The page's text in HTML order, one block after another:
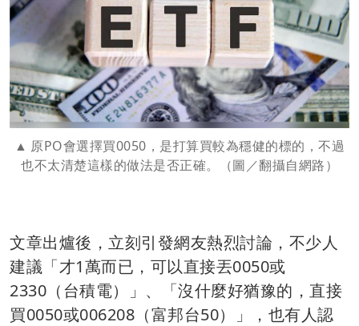
原PO會選擇買0050，是打算買較為穩健的標的，不過
也不太清楚這樣的做法是否正確。（圖／翻攝自網路）
文章出爐後，立刻引發網友熱烈討論，不少人
建議「才1萬而已，可以直接丟0050或
2330（台積電）」、「沒什麼好猶豫的，直接
買0050或006208（富邦台50）」，也有人認